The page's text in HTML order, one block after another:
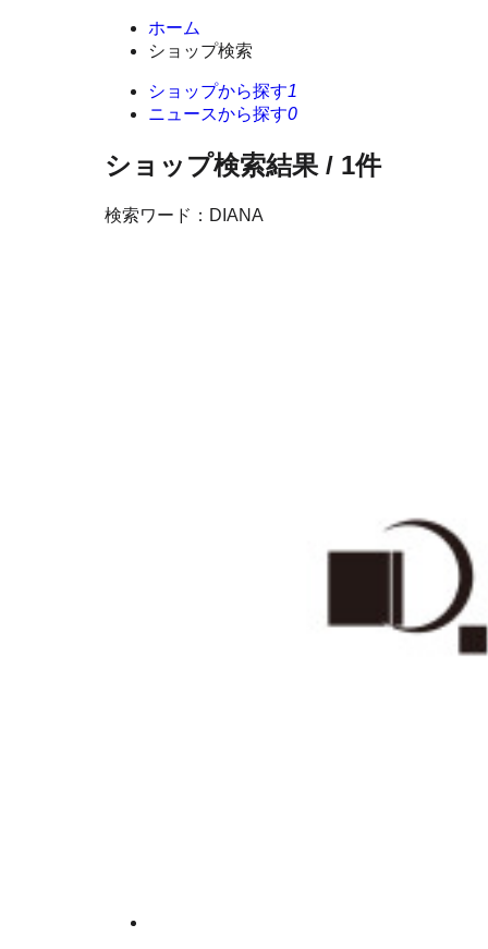
ホーム
ショップ検索
ショップから探す1
ニュースから探す0
ショップ検索結果 / 1件
検索ワード：DIANA